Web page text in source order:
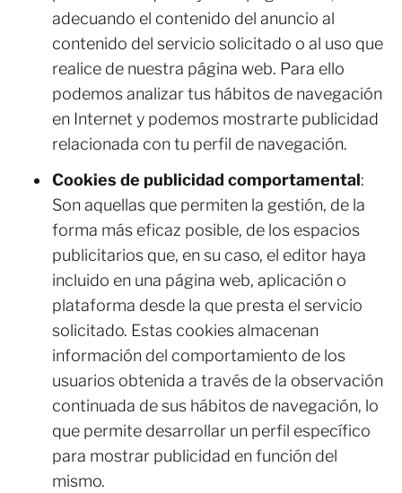
adecuando el contenido del anuncio al
contenido del servicio solicitado o al uso que
realice de nuestra página web. Para ello
podemos analizar tus hábitos de navegación
en Internet y podemos mostrarte publicidad
relacionada con tu perfil de navegación.
Cookies de publicidad comportamental:
Son aquellas que permiten la gestión, de la
forma más eficaz posible, de los espacios
publicitarios que, en su caso, el editor haya
incluido en una página web, aplicación o
plataforma desde la que presta el servicio
solicitado. Estas cookies almacenan
información del comportamiento de los
usuarios obtenida a través de la observación
continuada de sus hábitos de navegación, lo
que permite desarrollar un perfil específico
para mostrar publicidad en función del
mismo.